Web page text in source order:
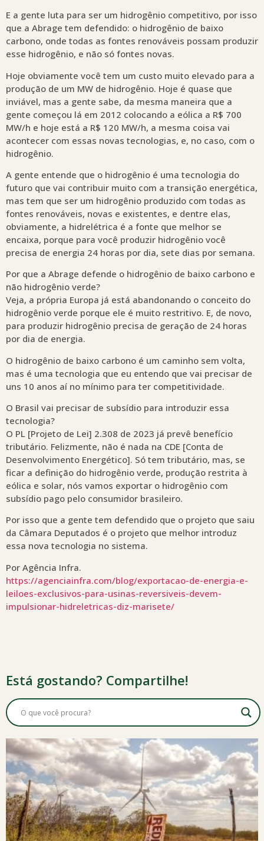
E a gente luta para ser um hidrogênio competitivo, por isso
que a Abrage tem defendido: o hidrogênio de baixo
carbono, onde todas as fontes renováveis possam produzir
esse hidrogênio, e não só fontes novas.
Hoje obviamente você tem um custo muito elevado para a
produção de um MW de hidrogênio. Hoje é quase que
inviável, mas a gente sabe, da mesma maneira que a
gente começou lá em 2012 colocando a eólica a R$ 700
MW/h e hoje está a R$ 120 MW/h, a mesma coisa vai
acontecer com essas novas tecnologias, e, no caso, com o
hidrogênio.
A gente entende que o hidrogênio é uma tecnologia do
futuro que vai contribuir muito com a transição energética,
mas tem que ser um hidrogênio produzido com todas as
fontes renováveis, novas e existentes, e dentre elas,
obviamente, a hidrelétrica é a fonte que melhor se
encaixa, porque para você produzir hidrogênio você
precisa de energia 24 horas por dia, sete dias por semana.
Por que a Abrage defende o hidrogênio de baixo carbono e
não hidrogênio verde?
Veja, a própria Europa já está abandonando o conceito do
hidrogênio verde porque ele é muito restritivo. E, de novo,
para produzir hidrogênio precisa de geração de 24 horas
por dia de energia.
O hidrogênio de baixo carbono é um caminho sem volta,
mas é uma tecnologia que eu entendo que vai precisar de
uns 10 anos aí no mínimo para ter competitividade.
O Brasil vai precisar de subsídio para introduzir essa
tecnologia?
O PL [Projeto de Lei] 2.308 de 2023 já prevê benefício
tributário. Felizmente, não é nada na CDE [Conta de
Desenvolvimento Energético]. Só tem tributário, mas, se
ficar a definição do hidrogênio verde, produção restrita à
eólica e solar, nós vamos exportar o hidrogênio com
subsídio pago pelo consumidor brasileiro.
Por isso que a gente tem defendido que o projeto que saiu
da Câmara Deputados é o projeto que melhor introduz
essa nova tecnologia no sistema.
Por Agência Infra.
https://agenciainfra.com/blog/exportacao-de-energia-e-
leiloes-exclusivos-para-usinas-reversiveis-devem-
impulsionar-hidreletricas-diz-marisete/
Está gostando? Compartilhe!